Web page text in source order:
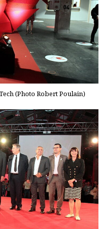
(Photo Robert Poulain)